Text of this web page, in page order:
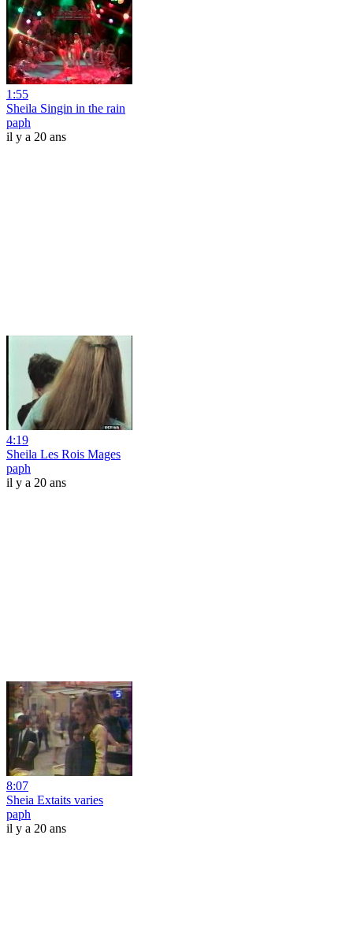
1:55
Sheila Singin in the rain
paph
il y a 20 ans
4:19
Sheila Les Rois Mages
paph
il y a 20 ans
8:07
Sheia Extaits varies
paph
il y a 20 ans